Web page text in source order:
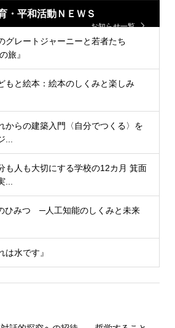
・平和活動ＮＥＷＳ
お知らせ一覧
グレートジャーニーと若者たち
旅』
もと絵本：絵本のしくみと楽しみ
からの建築入門〈自分でつくる〉を
も人も大切にする学校の12カ月 箕面
ひみつ ─人工知能のしくみと未来
は水です』